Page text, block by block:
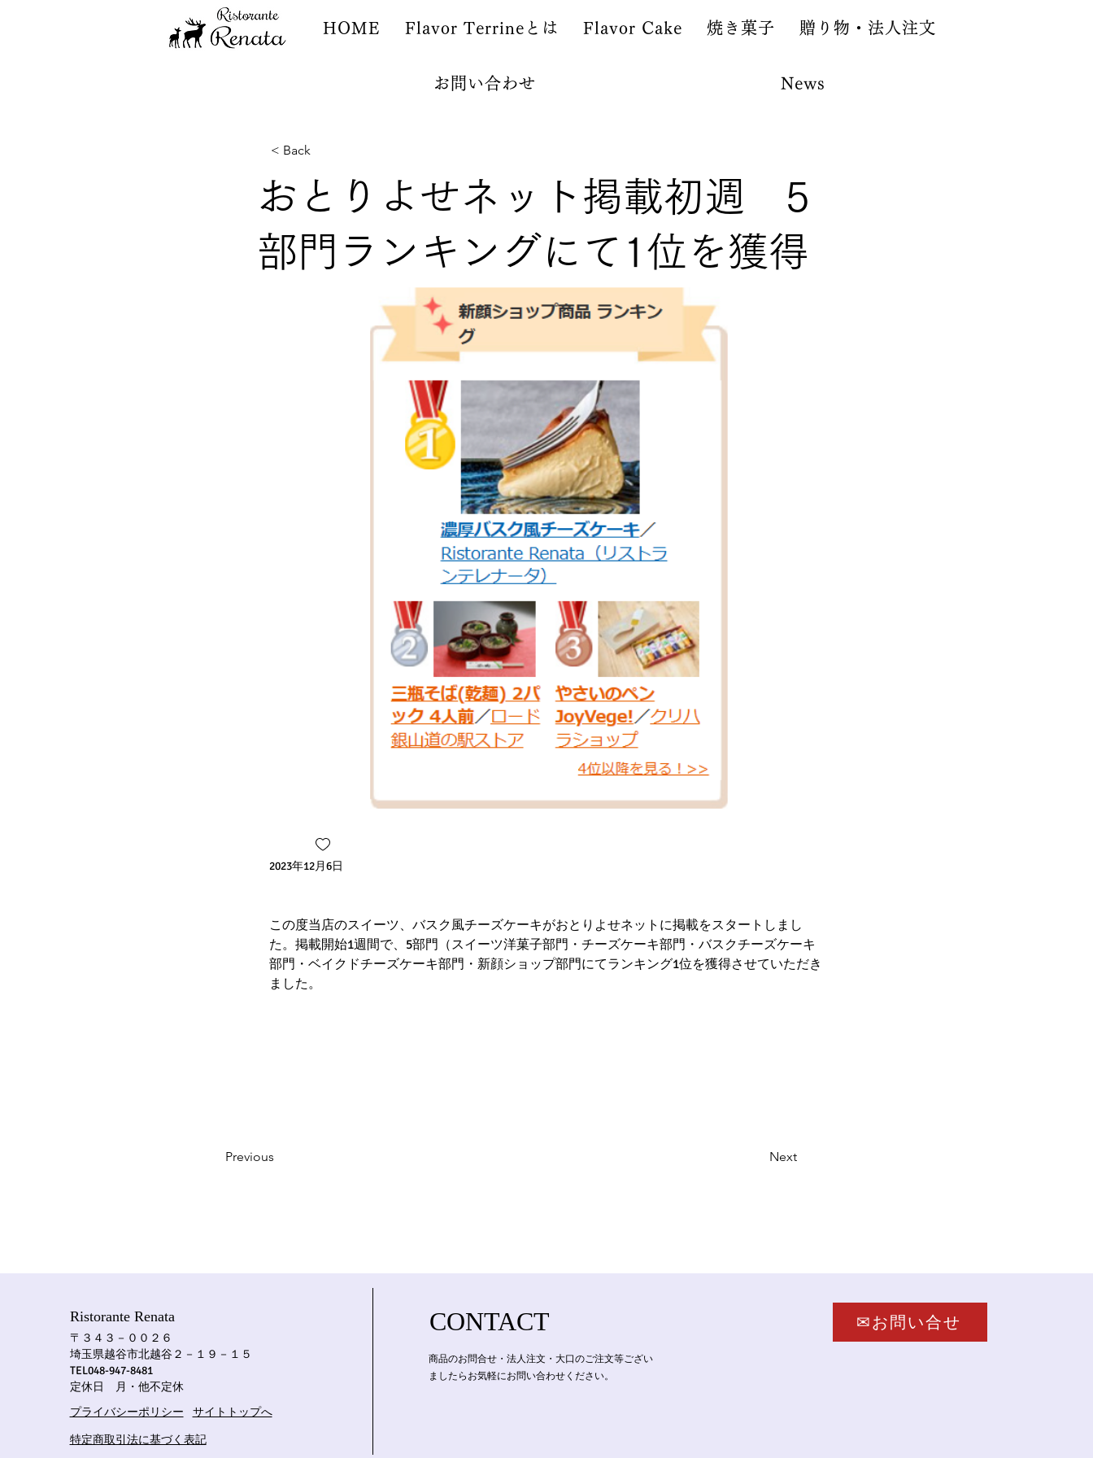
HOME Flavor Terrineとは Flavor Cake 焼き菓子 贈り物・法人注文
お問い合わせ News
< Back
おとりよせネット掲載初週 5
部門ランキングにて1位を獲得
この度当店のスイーツ、バスク風チーズケーキがおとりよせネットに掲載をスタートしまし
た。掲載開始1週間で、5部門（スイーツ洋菓子部門・チーズケーキ部門・バスクチーズケーキ
部門・ベイクドチーズケーキ部門・新顔ショップ部門にてランキング1位を獲得させていただき
ました。
2023年12月6日
Previous Next
Ristorante Renata
〒３４３－００２６
埼玉県越谷市北越谷２－１９－１５
​TEL048-947-8481
​定休日 月・他不定休
プライバシーポリシー サイトトップへ
特定商取引法に基づく表記
CONTACT
​商品のお問合せ・法人注文・大口のご注文等ござい
ましたらお気軽にお問い合わせください。
✉お問い合せ